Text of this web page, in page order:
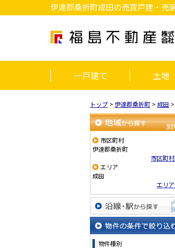
伊達郡桑折町成田の売買戸建・売
一戸建て 土地
トップ > 伊達郡桑折町 > 成田 >
地域から探す
市区町村
伊達郡桑折町
市区町
エリア
成田
エリ
沿線・駅から探す
物件の条件で絞り込む
物件種別